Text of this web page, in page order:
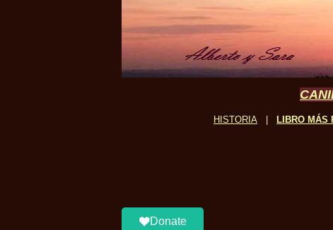
HISTORIA LIBRO MÁS
Donate